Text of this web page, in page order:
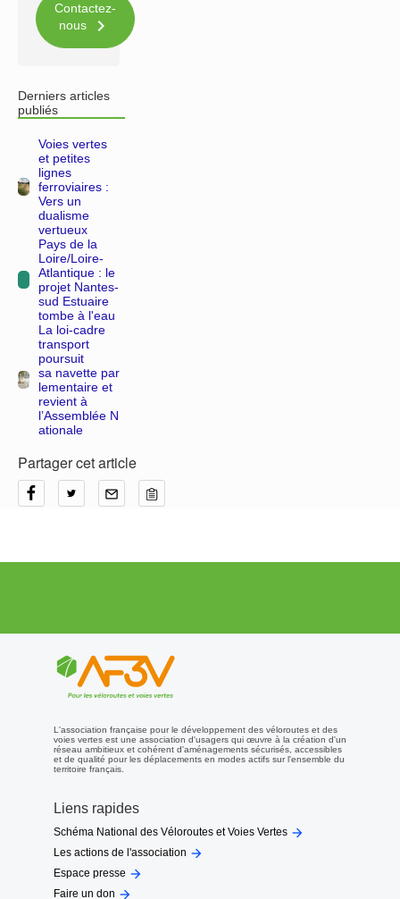
Contactez-
nous

Derniers articles
publiés
Voies vertes
et petites
lignes
ferroviaires :
Vers un
dualisme
vertueux
Pays de la
Loire/Loire-
Atlantique : le
projet Nantes-
sud Estuaire
tombe à l'eau
La loi-cadre
transport
poursuit
sa navette par
lementaire et
revient à
l’Assemblée N
ationale
Partager cet article
L'association française pour le développement des véloroutes et des
voies vertes est une association d'usagers qui œuvre à la création d'un
réseau ambitieux et cohérent d'aménagements sécurisés, accessibles
et de qualité pour les déplacements en modes actifs sur l'ensemble du
territoire français.
Liens rapides
Schéma National des Véloroutes et Voies Vertes 
Les actions de l'association 
Espace presse 
Faire un don 